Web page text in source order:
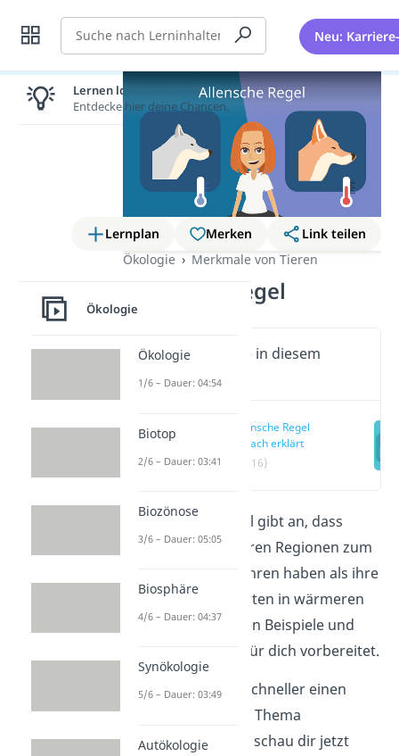
Suche Neu:
Lernplan Merken
Link teilen
Ökologie
Merkmale von Tieren
Allensche Regel
Wichtige Inhalte in diesem
Video
Allensche Regel
einfach erklärt
(00:16)
Die Allensche Regel gibt an, dass
Säugetiere in kälteren Regionen zum
Beispiel kleinere Ohren haben als ihre
nah verwandten Arten in wärmeren
Gebieten. Wir haben Beispiele und
eine Begründung für dich vorbereitet.
Willst du dir noch schneller einen
Überblick über das Thema
verschaffen? Dann schau dir jetzt
Lernen lohnt sich!
Entdecke hier deine Chancen.
Ökologie
Ökologie
1/6 – Dauer: 04:54
Biotop
2/6 – Dauer: 03:41
Biozönose
3/6 – Dauer: 05:05
Biosphäre
4/6 – Dauer: 04:37
Synökologie
5/6 – Dauer: 03:49
Autökologie